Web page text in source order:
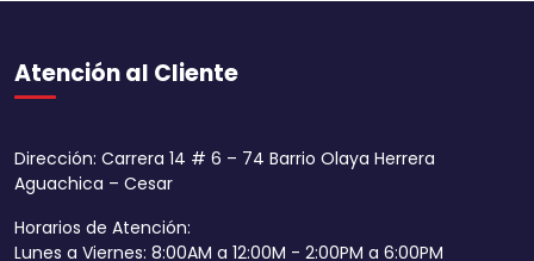
Atención al Cliente
Dirección: Carrera 14 # 6 – 74 Barrio Olaya Herrera
Aguachica – Cesar
Horarios de Atención:
Lunes a Viernes: 8:00AM a 12:00M - 2:00PM a 6:00PM